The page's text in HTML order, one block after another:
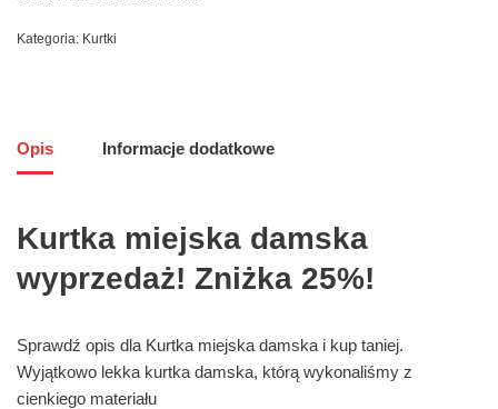
Kategoria: Kurtki
Opis Informacje dodatkowe
Kurtka miejska damska
wyprzedaż! Zniżka 25%!
Sprawdź opis dla Kurtka miejska damska i kup taniej.
Wyjątkowo lekka kurtka damska, którą wykonaliśmy z
cienkiego materiału